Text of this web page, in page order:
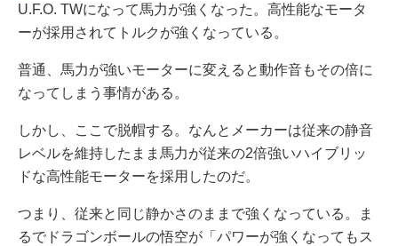
U.F.O. TWになって馬力が強くなった。高性能なモータ
ーが採用されてトルクが強くなっている。
普通、馬力が強いモーターに変えると動作音もその倍に
なってしまう事情がある。
しかし、ここで脱帽する。なんとメーカーは従来の静音
レベルを維持したまま馬力が従来の2倍強いハイブリッ
ドな高性能モーターを採用したのだ。
つまり、従来と同じ静かさのままで強くなっている。ま
るでドラゴンボールの悟空が「パワーが強くなってもス